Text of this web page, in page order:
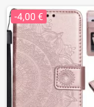
-4,00 €